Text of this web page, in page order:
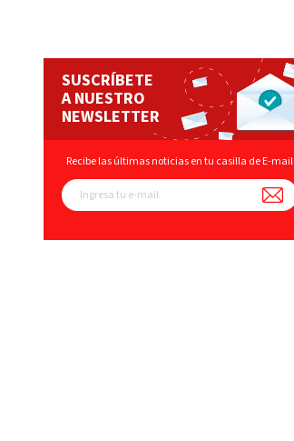
SUSCRÍBETE
A NUESTRO
NEWSLETTER
Recibe las últimas noticias en tu casilla de E-mail